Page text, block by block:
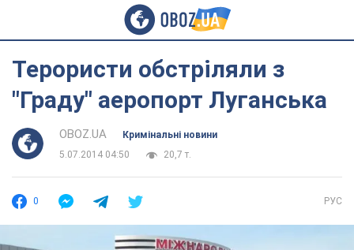
Терористи обстріляли з
"Граду" аеропорт Луганська
OBOZ.UA
Кримінальні новини
5.07.2014 04:50
20,7 т.
0 РУС